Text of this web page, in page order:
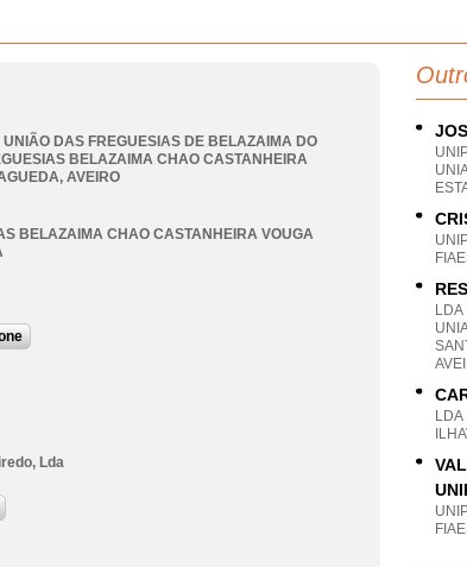
UNIÃO DAS FREGUESIAS DE BELAZAIMA DO
BELAZAIMA CHAO CASTANHEIRA
, AVEIRO
BELAZAIMA CHAO CASTANHEIRA VOUGA
Lda
LDA
LDA